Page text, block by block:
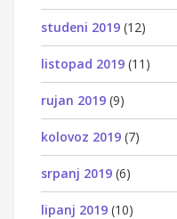
studeni 2019 (12)
listopad 2019 (11)
rujan 2019 (9)
kolovoz 2019 (7)
srpanj 2019 (6)
lipanj 2019 (10)